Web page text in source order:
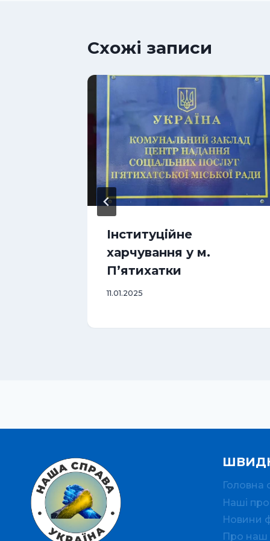
Схожі записи
Інституційне
харчування у м.
П’ятихатки
11.01.2025
Головна
Наші
Новини
Про наш